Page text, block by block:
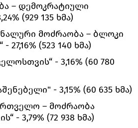
– დემოკრატიული
(929 135 ხმა)
მოძრაობა – ბლოკი
(523 140 ხმა)
- 3,16% (60 780
- 3,15% (60 635 ხმა)
– მოძრაობა
- 3,79% (72 938 ხმა)